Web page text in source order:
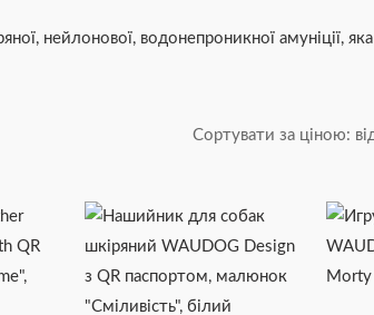
нейлонової, водонепроникної амуніції,
Діапазон
цін:
Цей
товар
має
Діапазон
цін:
від
Цей
товар
має